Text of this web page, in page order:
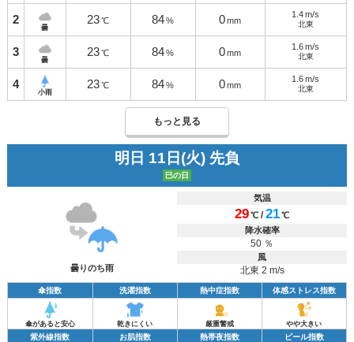
2
曇
23 ℃ 84 % 0 mm
1.4 m/s
北東
3
曇
23 ℃ 84 % 0 mm
1.6 m/s
北東
4
小雨
23 ℃ 84 % 0 mm
1.6 m/s
北東
もっと見る
明日 11日(火) 先負
巳の日
曇りのち雨
気温
29℃ /21℃
降水確率
50 ％
風
北東 2 m/s
傘指数 洗濯指数 熱中症指数 体感ストレス指数
傘があると安心 乾きにくい 厳重警戒 やや大きい
紫外線指数 お肌指数 熱帯夜指数 ビール指数